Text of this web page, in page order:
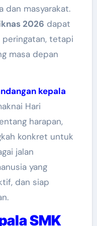
dan masyarakat.
2026 dapat
peringatan, tetapi
masa depan
kepala
Hari
harapan,
konkret untuk
jalan
yang
dan siap
SMK